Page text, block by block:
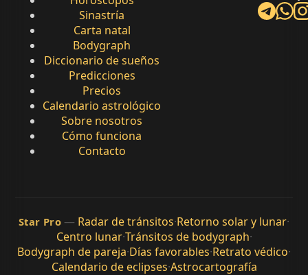
Sinastría
Carta natal
Bodygraph
Diccionario de sueños
Predicciones
Precios
Calendario astrológico
Sobre nosotros
Cómo funciona
Contacto
Star Pro — Radar de tránsitos·Retorno solar y lunar·
Centro lunar·Tránsitos de bodygraph·
Bodygraph de pareja·Días favorables·Retrato védico·
Calendario de eclipses·Astrocartografía